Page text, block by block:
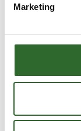
Marketing